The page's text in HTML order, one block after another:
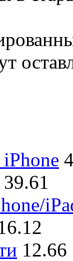
39.61
12.66